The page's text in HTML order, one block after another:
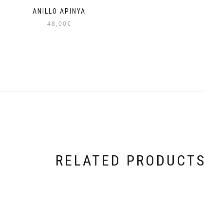
ANILLO APINYA
48,00€
RELATED PRODUCTS